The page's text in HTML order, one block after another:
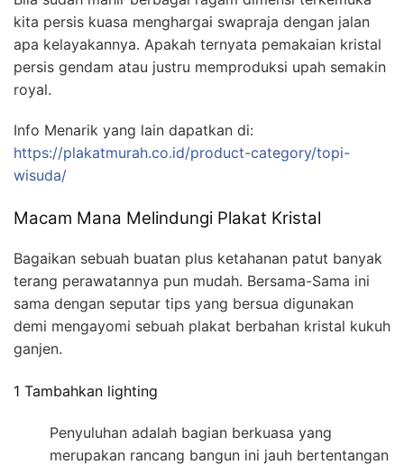
kita persis kuasa menghargai swapraja dengan jalan
apa kelayakannya. Apakah ternyata pemakaian kristal
persis gendam atau justru memproduksi upah semakin
royal.
Info Menarik yang lain dapatkan di:
https://plakatmurah.co.id/product-category/topi-
wisuda/
Macam Mana Melindungi Plakat Kristal
Bagaikan sebuah buatan plus ketahanan patut banyak
terang perawatannya pun mudah. Bersama-Sama ini
sama dengan seputar tips yang bersua digunakan
demi mengayomi sebuah plakat berbahan kristal kukuh
ganjen.
1 Tambahkan lighting
Penyuluhan adalah bagian berkuasa yang
merupakan rancang bangun ini jauh bertentangan